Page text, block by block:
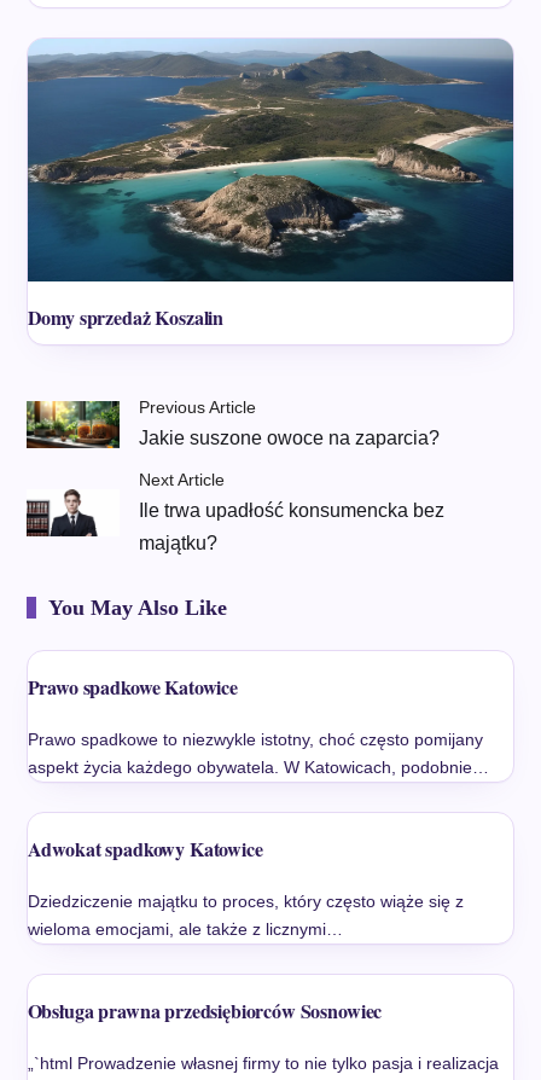
Domy sprzedaż Koszalin
Previous Article
Jakie suszone owoce na zaparcia?
Next Article
Ile trwa upadłość konsumencka bez
majątku?
You May Also Like
Prawo spadkowe Katowice
Prawo spadkowe to niezwykle istotny, choć często pomijany
aspekt życia każdego obywatela. W Katowicach, podobnie…
Adwokat spadkowy Katowice
Dziedziczenie majątku to proces, który często wiąże się z
wieloma emocjami, ale także z licznymi…
Obsługa prawna przedsiębiorców Sosnowiec
„`html Prowadzenie własnej firmy to nie tylko pasja i realizacja